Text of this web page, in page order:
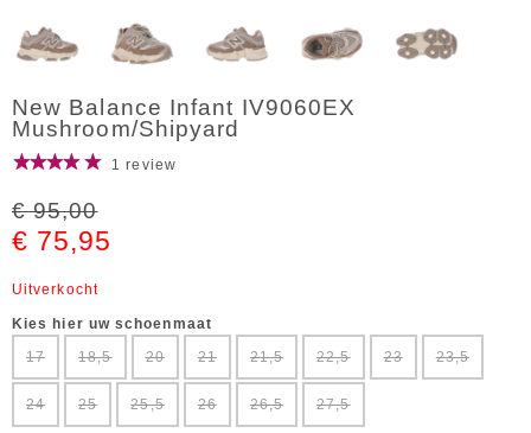
New Balance Infant IV9060EX
Mushroom/Shipyard
1 review
€ 95,00
€ 75,95
Uitverkocht
Kies hier uw schoenmaat
17
18,5 20 21 21,5 22,5 23 23,5
24 25 25,5 26 26,5 27,5